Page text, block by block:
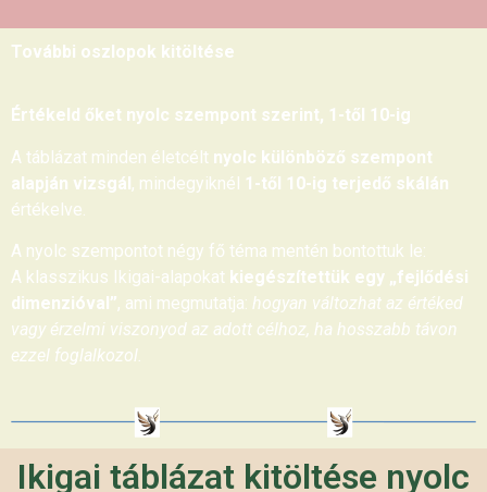
További oszlopok kitöltése
Értékeld őket nyolc szempont szerint, 1-től 10-ig
A táblázat minden életcélt nyolc különböző szempont
alapján vizsgál, mindegyiknél 1-től 10-ig terjedő skálán
értékelve.
A nyolc szempontot négy fő téma mentén bontottuk le:
A klasszikus Ikigai-alapokat kiegészítettük egy „fejlődési
dimenzióval”, ami megmutatja: hogyan változhat az értéked
vagy érzelmi viszonyod az adott célhoz, ha hosszabb távon
ezzel foglalkozol.
Ikigai táblázat kitöltése nyolc